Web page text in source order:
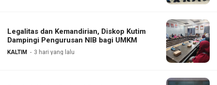
Legalitas dan Kemandirian, Diskop Kutim
Dampingi Pengurusan NIB bagi UMKM
KALTIM 3 hari yang lalu